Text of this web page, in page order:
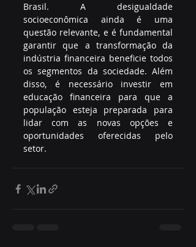
Brasil. A desigualdade
socioeconômica ainda é uma
questão relevante, e é fundamental
garantir que a transformação da
indústria financeira beneficie todos
os segmentos da sociedade. Além
disso, é necessário investir em
educação financeira para que a
população esteja preparada para
lidar com as novas opções e
oportunidades oferecidas pelo
setor.